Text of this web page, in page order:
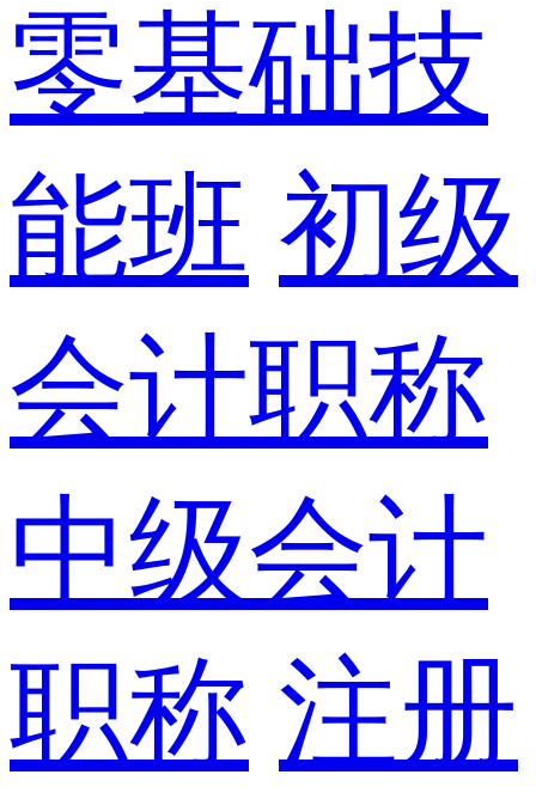
零基础技
能班 初级
会计职称
中级会计
职称 注册